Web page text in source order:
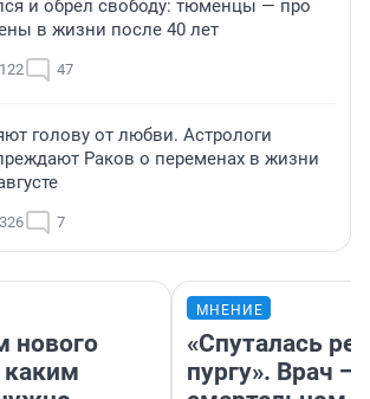
и обрел свободу: тюменцы — про
в жизни после 40 лет
47
голову от любви. Астрологи
Раков о переменах в жизни
7
нового
каким
МНЕНИЕ
«Спуталась
пургу». Врач —